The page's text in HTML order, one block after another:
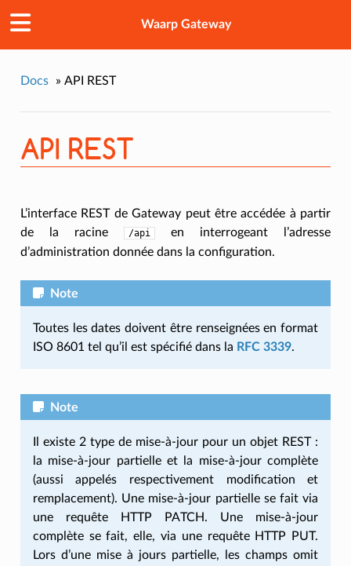
Waarp Gateway
Docs » API REST
API REST
L’interface REST de Gateway peut être accédée à partir
de la racine
/api
en interrogeant l’adresse
d’administration donnée dans la configuration.
Note
Toutes les dates doivent être renseignées en format
ISO 8601 tel qu’il est spécifié dans la RFC 3339.
Note
Il existe 2 type de mise-à-jour pour un objet REST :
la mise-à-jour partielle et la mise-à-jour complète
(aussi appelés respectivement modification et
remplacement). Une mise-à-jour partielle se fait via
une requête HTTP PATCH. Une mise-à-jour
complète se fait, elle, via une requête HTTP PUT.
Lors d’une mise à jours partielle, les champs omit